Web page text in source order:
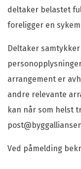
deltaker belastet
foreligger en
Deltaker
arrangement er
andre relevante
kan når som helst
Ved påmelding